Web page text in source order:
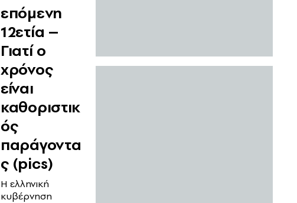
επόμενη
12ετία –
Γιατί ο
χρόνος
είναι
καθοριστικ
ός
παράγοντα
ς (pics)
Η ελληνική
κυβέρνηση